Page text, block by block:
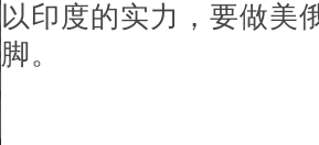
以印度的实力，要做美
脚。